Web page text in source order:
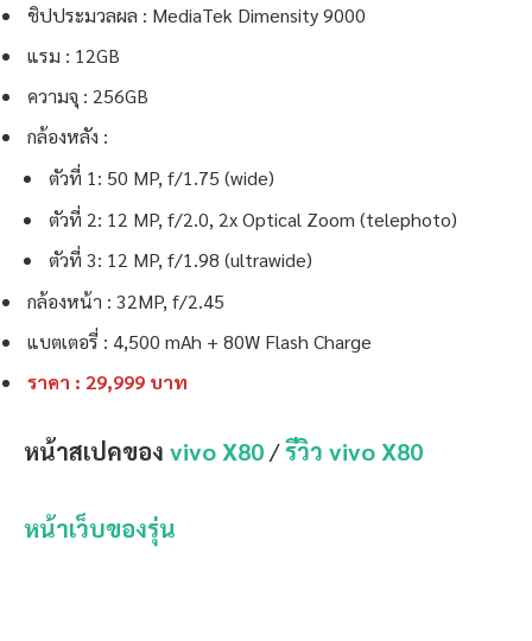
ชิปประมวลผล : MediaTek Dimensity 9000
แรม : 12GB
ความจุ : 256GB
กล้องหลัง :
ตัวที่ 1: 50 MP, f/1.75 (wide)
ตัวที่ 2: 12 MP, f/2.0, 2x Optical Zoom (telephoto)
ตัวที่ 3: 12 MP, f/1.98 (ultrawide)
กล้องหน้า : 32MP, f/2.45
แบตเตอรี่ : 4,500 mAh + 80W Flash Charge
ราคา : 29,999 บาท
หน้าสเปคของ vivo X80/รีวิว vivo X80
หน้าเว็บของรุ่น